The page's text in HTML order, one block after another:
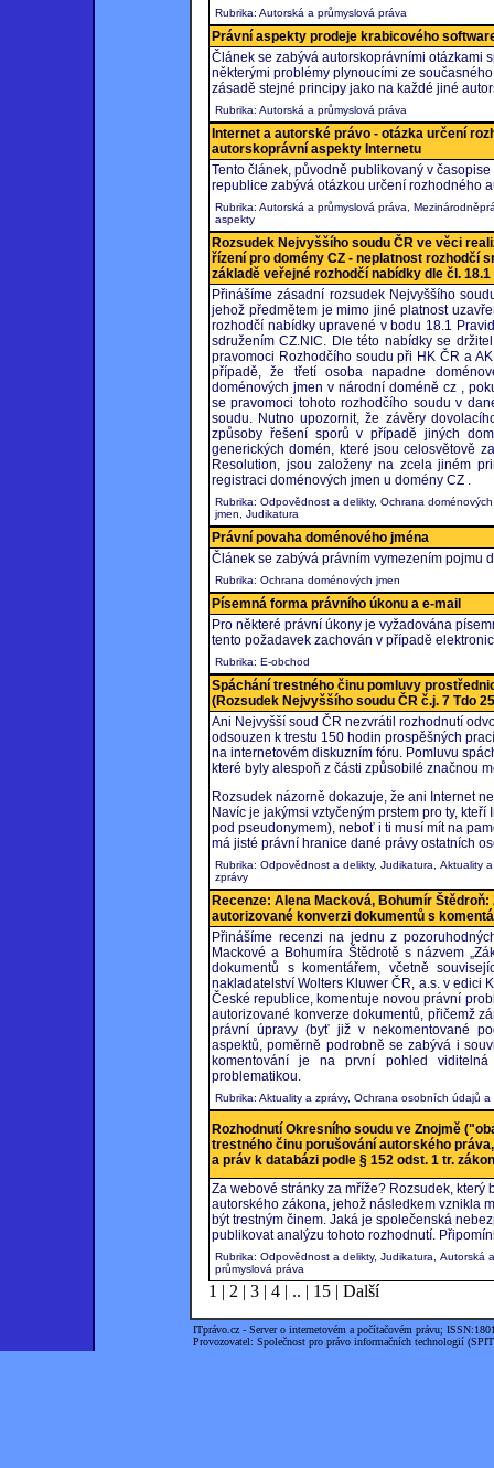
Rubrika: Autorská a průmyslová práva
Právní aspekty prodeje krabicového
Článek se zabývá autorskoprávními otázkami
některými problémy plynoucími ze
zásadě stejné principy jako na každé jiné
Rubrika: Autorská a průmyslová práva
Internet a autorské právo - otázka určení
autorskoprávní aspekty Internetu
Tento článek, původně publikovaný v
republice zabývá otázkou určení rozhodného
Rubrika: Autorská a průmyslová práva,
aspekty
Rozsudek Nejvyššího soudu ČR ve věci
řízení pro domény CZ - neplatnost rozhodčí
základě veřejné rozhodčí nabídky dle čl.
Přinášíme zásadní rozsudek Nejvyššího
jehož předmětem je mimo jiné platnost
rozhodčí nabídky upravené v bodu 18.1
sdružením CZ.NIC. Dle této nabídky se
pravomoci Rozhodčího soudu při HK ČR a
případě, že třetí osoba napadne
doménových jmen v národní doméně cz ,
se pravomoci tohoto rozhodčího soudu v
soudu. Nutno upozornit, že závěry
způsoby řešení sporů v případě jiných
generických domén, které jsou celosvětově
Resolution, jsou založeny na zcela jiném
registraci doménových jmen u domény CZ .
Rubrika: Odpovědnost a delikty, Ochrana doménových
jmen, Judikatura
Právní povaha doménového jména
Článek se zabývá právním vymezením pojmu
Rubrika: Ochrana doménových jmen
Písemná forma právního úkonu a e-mail
Pro některé právní úkony je vyžadována
tento požadavek zachován v případě
Rubrika: E-obchod
Spáchání trestného činu pomluvy
(Rozsudek Nejvyššího soudu ČR č.j. 7 Tdo
Ani Nejvyšší soud ČR nezvrátil rozhodnutí
odsouzen k trestu 150 hodin prospěšných
na internetovém diskuzním fóru. Pomluvu
které byly alespoň z části způsobilé značnou
Rozsudek názorně dokazuje, že ani Internet
Navíc je jakýmsi vztyčeným prstem pro ty,
pod pseudonymem), neboť i ti musí mít na
má jisté právní hranice dané právy ostatních
Rubrika: Odpovědnost a delikty, Judikatura, Aktuality a
zprávy
Recenze: Alena Macková, Bohumír
autorizované konverzi dokumentů s
Přinášíme recenzi na jednu z
Mackové a Bohumíra Štědrotě s názvem
dokumentů s komentářem, včetně
nakladatelství Wolters Kluwer ČR, a.s. v edici
České republice, komentuje novou právní
autorizované konverze dokumentů, přičemž
právní úpravy (byť již v nekomentované
aspektů, poměrně podrobně se zabývá i
komentování je na první pohled
problematikou.
Rubrika: Aktuality a zprávy, Ochrana osobních údajů a
Rozhodnutí Okresního soudu ve Znojmě
trestného činu porušování autorského
a práv k databázi podle § 152 odst. 1 tr.
Za webové stránky za mříže? Rozsudek,
autorského zákona, jehož následkem vznikla
být trestným činem. Jaká je společenská
publikovat analýzu tohoto rozhodnutí.
Rubrika: Odpovědnost a delikty, Judikatura, Autorská a
průmyslová práva
1 | 2 | 3 | 4 | .. | 15 | Další
ITprávo.cz - Server o internetovém a počítačovém právu;
Provozovatel: Společnost pro právo informačních technologií